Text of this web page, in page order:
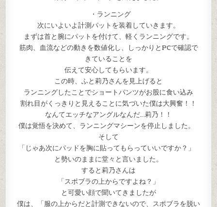
・ランニング
次にいよいよ計測パットを装着していきます。
まずは首と腕にパットを付けて、軽くランニングです。
筋肉、血流などの動きを数値化し、しっかりとPCで確認で
きていることを
伝えて安心してもらいます。
この時、ふと莉乃さんを見上げると
ランニングしたことでショートパンツがお股に食い込み
割れ目がくっきりと見えることに気づいた僕は大興奮！！
なんてエッチなアングルなんだ…莉乃！！
僕は覚悟を決めて、ランニングマシーンを停止しました。
そして
「じゃあ次にパッドを胸に貼ってもらっていいですか？」
と勢いのままに堂々と言いました。
すると莉乃さんは
「スポブラの上からですよね？」
と可愛い顔で聞いてきましたが
僕は、「服の上からだと計測できないので、スポブラを脱い